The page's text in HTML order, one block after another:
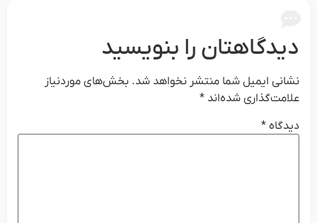
دیدگاهتان را بنویسید
نشانی ایمیل شما منتشر نخواهد شد. بخش‌های موردنیاز
علامت‌گذاری شده‌اند *
دیدگاه *